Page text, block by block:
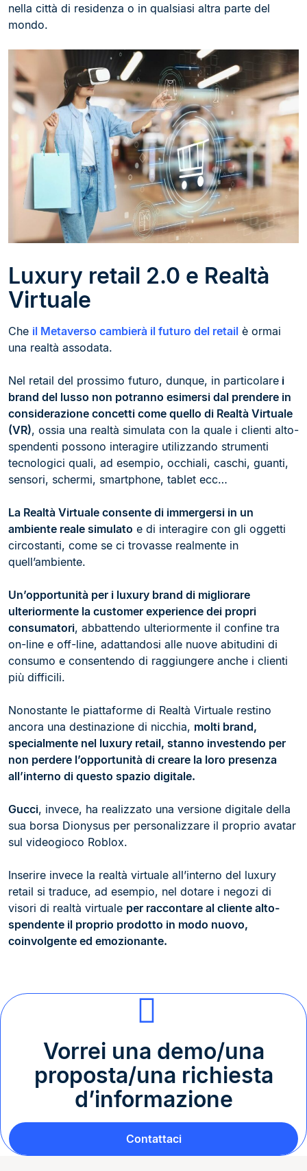
nella città di residenza o in qualsiasi altra parte del
mondo.
Luxury retail 2.0 e Realtà
Virtuale
Che il Metaverso cambierà il futuro del retail è ormai
una realtà assodata.
Nel retail del prossimo futuro, dunque, in particolare i
brand del lusso non potranno esimersi dal prendere in
considerazione concetti come quello di Realtà Virtuale
(VR), ossia una realtà simulata con la quale i clienti alto-
spendenti possono interagire utilizzando strumenti
tecnologici quali, ad esempio, occhiali, caschi, guanti,
sensori, schermi, smartphone, tablet ecc…
La Realtà Virtuale consente di immergersi in un
ambiente reale simulato e di interagire con gli oggetti
circostanti, come se ci trovasse realmente in
quell’ambiente.
Un’opportunità per i luxury brand di migliorare
ulteriormente la customer experience dei propri
consumatori, abbattendo ulteriormente il confine tra
on-line e off-line, adattandosi alle nuove abitudini di
consumo e consentendo di raggiungere anche i clienti
più difficili.
Nonostante le piattaforme di Realtà Virtuale restino
ancora una destinazione di nicchia, molti brand,
specialmente nel luxury retail, stanno investendo per
non perdere l’opportunità di creare la loro presenza
all’interno di questo spazio digitale.
Gucci, invece, ha realizzato una versione digitale della
sua borsa Dionysus per personalizzare il proprio avatar
sul videogioco Roblox.
Inserire invece la realtà virtuale all’interno del luxury
retail si traduce, ad esempio, nel dotare i negozi di
visori di realtà virtuale per raccontare al cliente alto-
spendente il proprio prodotto in modo nuovo,
coinvolgente ed emozionante.
Vorrei una demo/una
proposta/una richiesta
d’informazione
Contattaci